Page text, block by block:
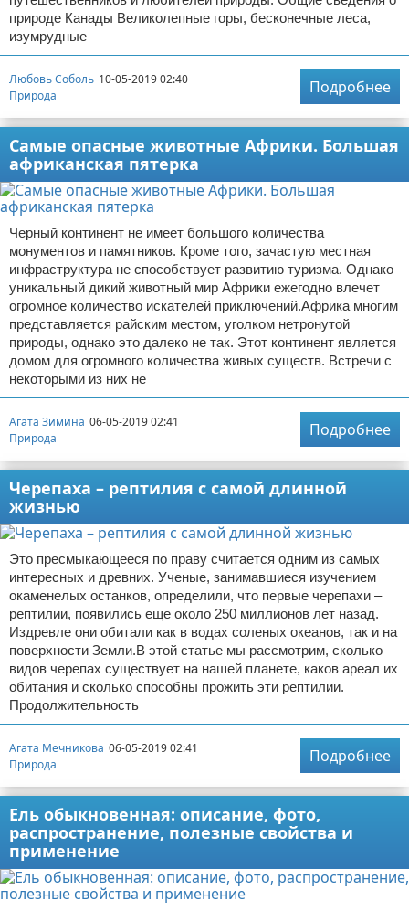
природе Канады Великолепные горы, бесконечные леса,
изумрудные
Любовь Соболь 10-05-2019 02:40
Природа
Подробнее
Самые опасные животные Африки. Большая
африканская пятерка
Черный континент не имеет большого количества
монументов и памятников. Кроме того, зачастую местная
инфраструктура не способствует развитию туризма. Однако
уникальный дикий животный мир Африки ежегодно влечет
огромное количество искателей приключений.Африка многим
представляется райским местом, уголком нетронутой
природы, однако это далеко не так. Этот континент является
домом для огромного количества живых существ. Встречи с
некоторыми из них не
Агата Зимина 06-05-2019 02:41
Природа
Подробнее
Черепаха – рептилия с самой длинной
жизнью
Это пресмыкающееся по праву считается одним из самых
интересных и древних. Ученые, занимавшиеся изучением
окаменелых останков, определили, что первые черепахи –
рептилии, появились еще около 250 миллионов лет назад.
Издревле они обитали как в водах соленых океанов, так и на
поверхности Земли.В этой статье мы рассмотрим, сколько
видов черепах существует на нашей планете, каков ареал их
обитания и сколько способны прожить эти рептилии.
Продолжительность
Агата Мечникова 06-05-2019 02:41
Природа
Подробнее
Ель обыкновенная: описание, фото,
распространение, полезные свойства и
применение